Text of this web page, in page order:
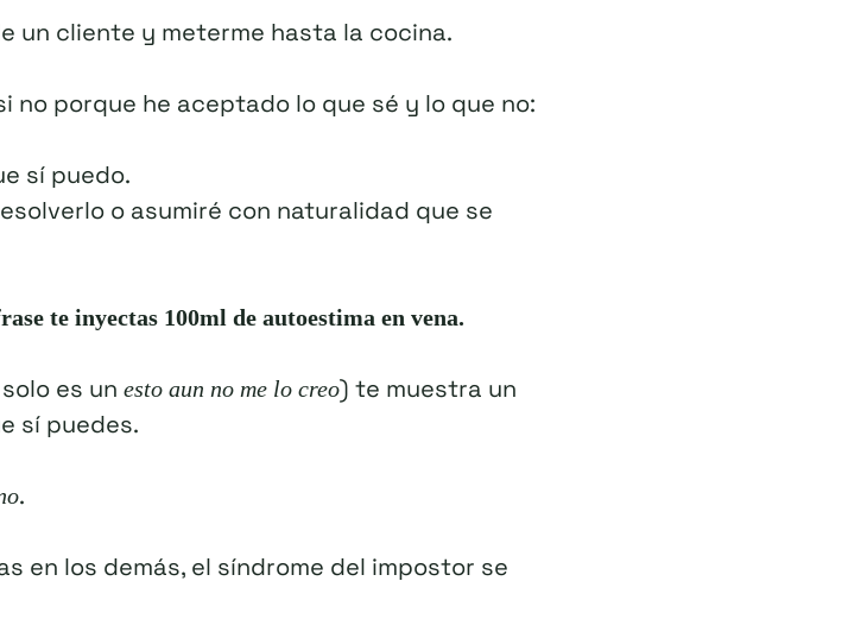
un cliente y meterme hasta la cocina.
no porque he aceptado lo que sé y lo que no:
sí puedo.
o asumiré con naturalidad que se
te inyectas 100ml de autoestima en vena.
es un esto aun no me lo creo) te muestra un
sí puedes.
.
en los demás, el síndrome del impostor se